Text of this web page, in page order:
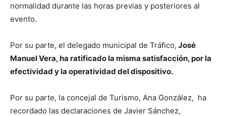
normalidad durante las horas previas y posteriores al
evento.
Por su parte, el delegado municipal de Tráfico, José
Manuel Vera, ha ratificado la misma satisfacción, por la
efectividad y la operatividad del dispositivo.
Por su parte, la concejal de Turismo, Ana González, ha
recordado las declaraciones de Javier Sánchez,